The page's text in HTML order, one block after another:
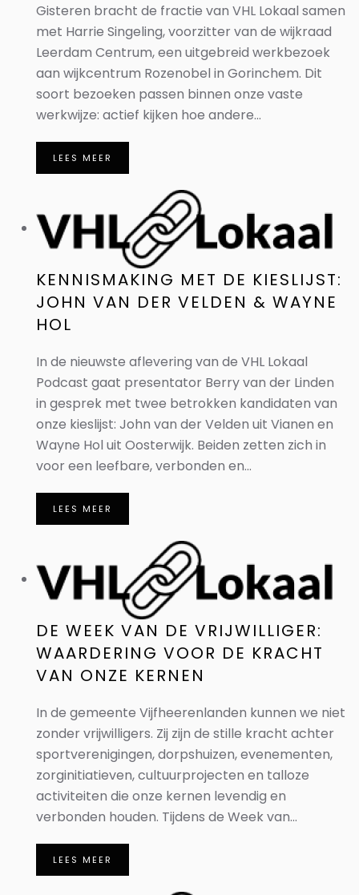
Gisteren bracht de fractie van VHL Lokaal samen
met Harrie Singeling, voorzitter van de wijkraad
Leerdam Centrum, een uitgebreid werkbezoek
aan wijkcentrum Rozenobel in Gorinchem. Dit
soort bezoeken passen binnen onze vaste
werkwijze: actief kijken hoe andere...
LEES MEER
KENNISMAKING MET DE KIESLIJST:
JOHN VAN DER VELDEN & WAYNE
HOL
In de nieuwste aflevering van de VHL Lokaal
Podcast gaat presentator Berry van der Linden
in gesprek met twee betrokken kandidaten van
onze kieslijst: John van der Velden uit Vianen en
Wayne Hol uit Oosterwijk. Beiden zetten zich in
voor een leefbare, verbonden en...
LEES MEER
DE WEEK VAN DE VRIJWILLIGER:
WAARDERING VOOR DE KRACHT
VAN ONZE KERNEN
In de gemeente Vijfheerenlanden kunnen we niet
zonder vrijwilligers. Zij zijn de stille kracht achter
sportverenigingen, dorpshuizen, evenementen,
zorginitiatieven, cultuurprojecten en talloze
activiteiten die onze kernen levendig en
verbonden houden. Tijdens de Week van...
LEES MEER